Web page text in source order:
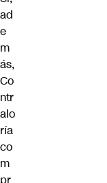
ad
e
m
ás,
Co
ntr
alo
ría
co
m